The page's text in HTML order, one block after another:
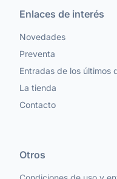
Enlaces de interés
Novedades
Preventa
Entradas de los últimos
La tienda
Contacto
Otros